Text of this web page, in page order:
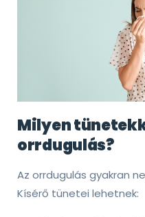
Milyen
orrdugulás?
Az orrdugulás gyakran
Kísérő tünetei lehetnek: